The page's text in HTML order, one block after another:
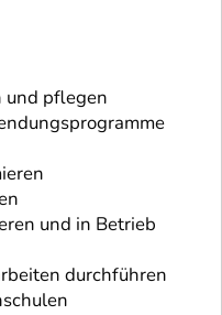
und pflegen
und in Betrieb
durchführen